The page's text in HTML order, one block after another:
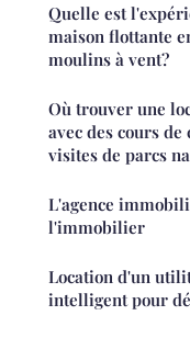
Quelle est
maison flottante
moulins à vent?
Où trouver une
avec des cours
visites de parcs
L'agence
l'immobilier
Location d'un
intelligent pour